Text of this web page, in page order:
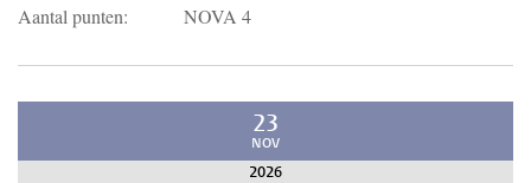
Aantal punten:
NOVA 4
23
NOV
2026